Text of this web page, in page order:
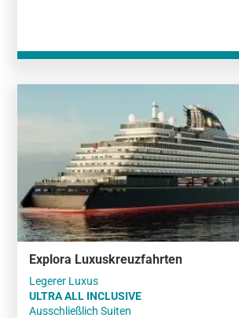
Explora Luxuskreuzfahrten
ULTRA ALL INCLUSIVE
Ausschließlich Suiten